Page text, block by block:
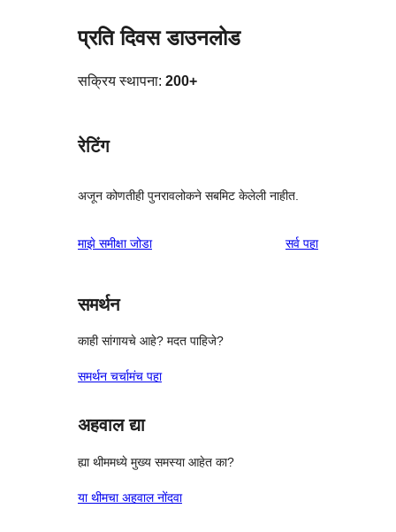
प्रति दिवस डाउनलोड
सक्रिय स्थापना: 200+
रेटिंग
अजून कोणतीही पुनरावलोकने सबमिट केलेली नाहीत.
माझे समीक्षा जोडा सर्वपुनरावलोकने
पहा
समर्थन
काही सांगायचे आहे? मदत पाहिजे?
समर्थन चर्चामंच पहा
अहवाल द्या
ह्या थीममध्ये मुख्य समस्या आहेत का?
या थीमचा अहवाल नोंदवा